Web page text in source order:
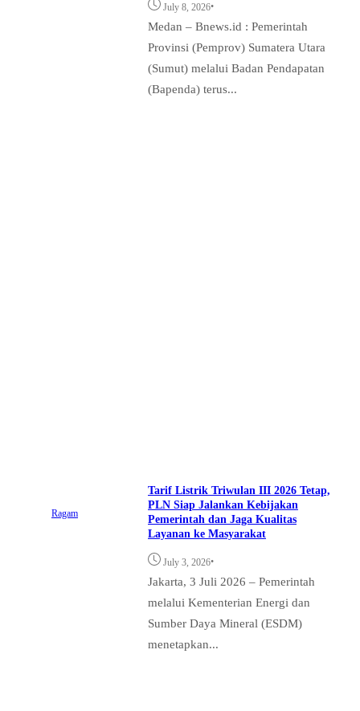
July 8, 2026•
Medan – Bnews.id : Pemerintah
Provinsi (Pemprov) Sumatera Utara
(Sumut) melalui Badan Pendapatan
(Bapenda) terus...
Ragam
Tarif Listrik Triwulan III 2026 Tetap,
PLN Siap Jalankan Kebijakan
Pemerintah dan Jaga Kualitas
Layanan ke Masyarakat
July 3, 2026•
Jakarta, 3 Juli 2026 – Pemerintah
melalui Kementerian Energi dan
Sumber Daya Mineral (ESDM)
menetapkan...